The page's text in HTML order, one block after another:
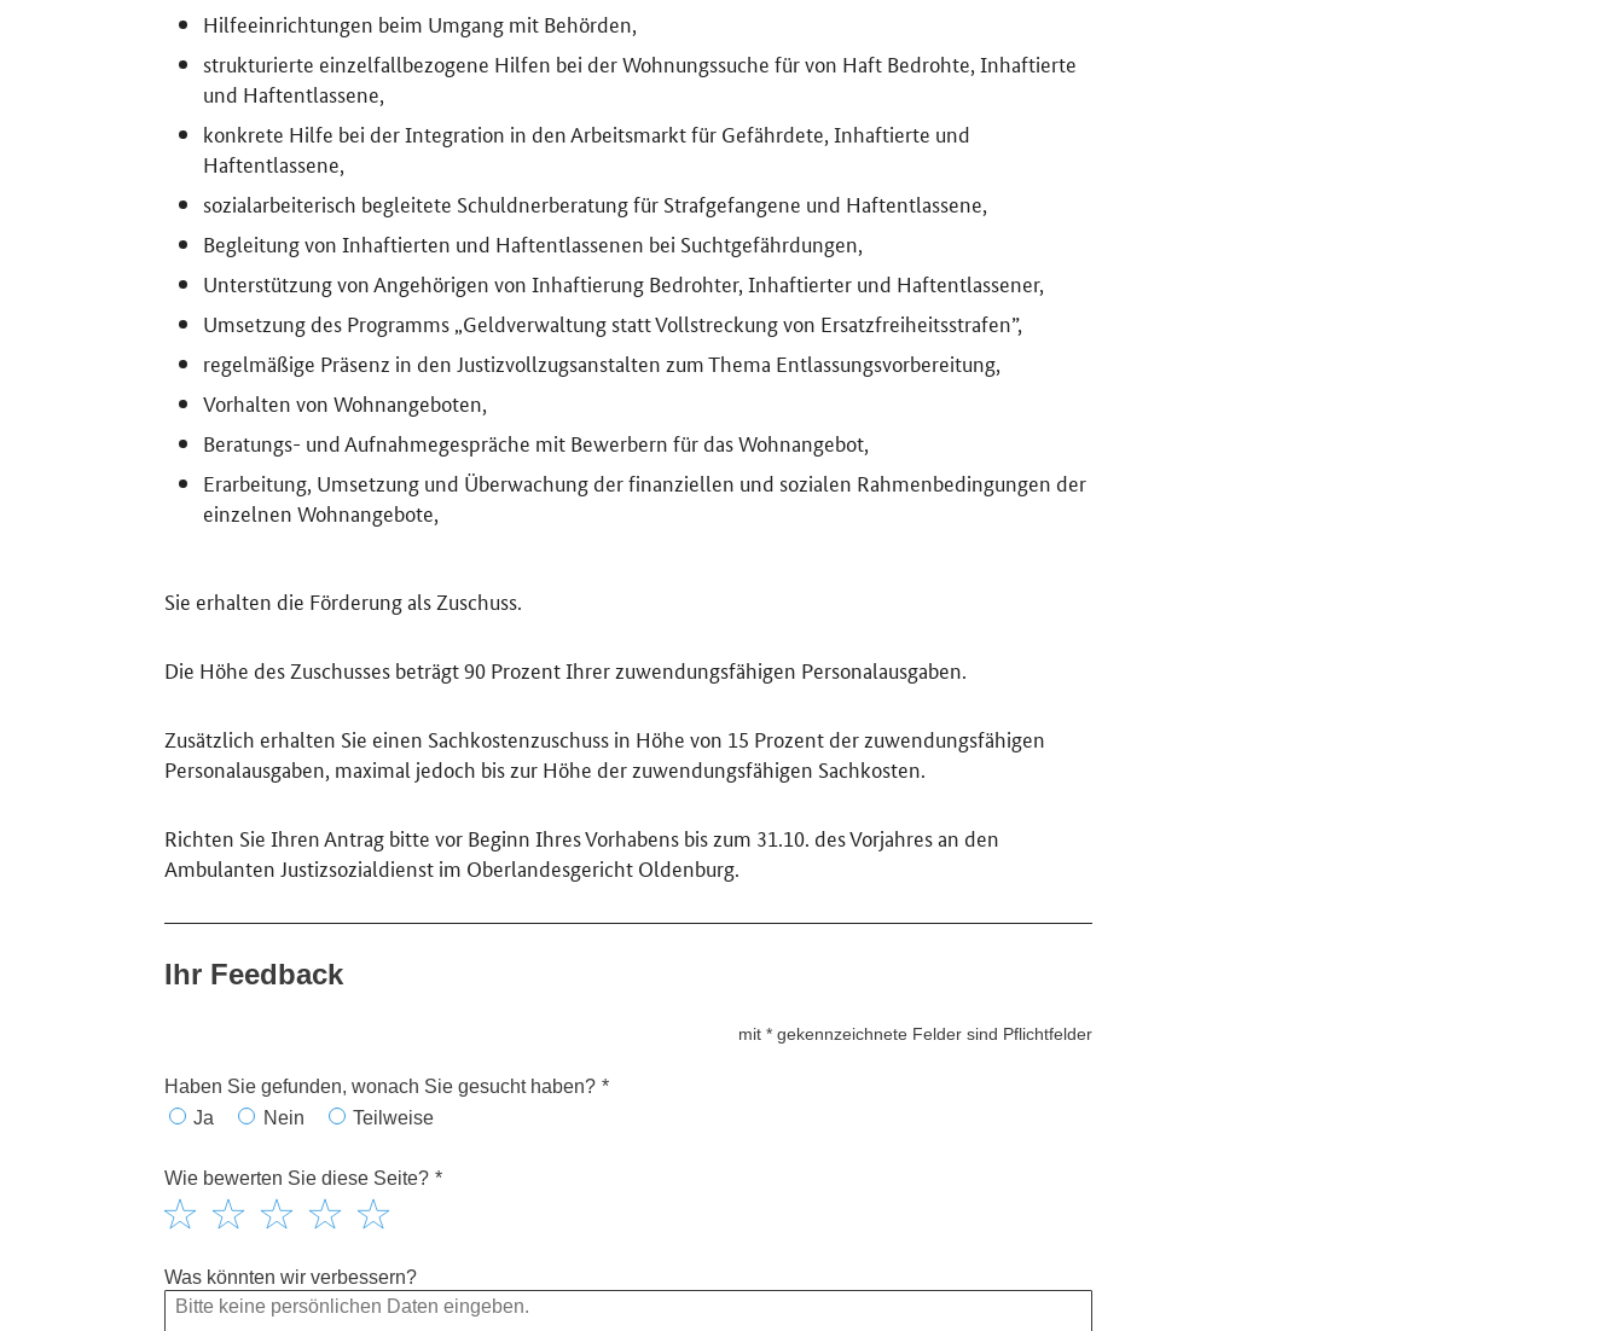
Hilfeeinrichtungen beim Umgang mit Behörden,
strukturierte einzelfallbezogene Hilfen bei der Wohnungssuche für von Haft Bedrohte, Inhaftierte
und Haftentlassene,
konkrete Hilfe bei der Integration in den Arbeitsmarkt für Gefährdete, Inhaftierte und
Haftentlassene,
sozialarbeiterisch begleitete Schuldnerberatung für Strafgefangene und Haftentlassene,
Begleitung von Inhaftierten und Haftentlassenen bei Suchtgefährdungen,
Unterstützung von Angehörigen von Inhaftierung Bedrohter, Inhaftierter und Haftentlassener,
Umsetzung des Programms „Geldverwaltung statt Vollstreckung von Ersatzfreiheitsstrafen”,
regelmäßige Präsenz in den Justizvollzugsanstalten zum Thema Entlassungsvorbereitung,
Vorhalten von Wohnangeboten,
Beratungs- und Aufnahmegespräche mit Bewerbern für das Wohnangebot,
Erarbeitung, Umsetzung und Überwachung der finanziellen und sozialen Rahmenbedingungen der
einzelnen Wohnangebote,
Sie erhalten die Förderung als Zuschuss.
Die Höhe des Zuschusses beträgt 90 Prozent Ihrer zuwendungsfähigen Personalausgaben.
Zusätzlich erhalten Sie einen Sachkostenzuschuss in Höhe von 15 Prozent der zuwendungsfähigen
Personalausgaben, maximal jedoch bis zur Höhe der zuwendungsfähigen Sachkosten.
Richten Sie Ihren Antrag bitte vor Beginn Ihres Vorhabens bis zum 31.10. des Vorjahres an den
Ambulanten Justizsozialdienst im Oberlandesgericht Oldenburg.